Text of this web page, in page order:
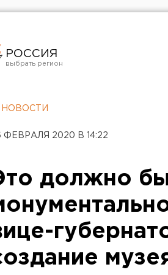
РОССИЯ
Челябинск
НОВОСТИ
ФЕВРАЛЯ 2020 В 14:22
должно